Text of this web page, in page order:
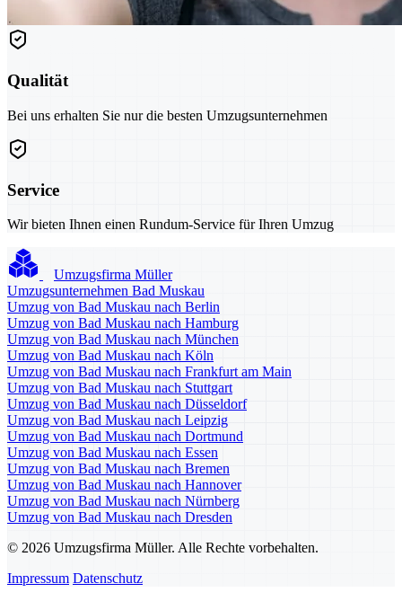
Qualität
Bei uns erhalten Sie nur die besten Umzugsunternehmen
Service
Wir bieten Ihnen einen Rundum-Service für Ihren Umzug
Umzugsfirma Müller
Umzugsunternehmen Bad Muskau
Umzug von Bad Muskau nach Berlin
Umzug von Bad Muskau nach Hamburg
Umzug von Bad Muskau nach München
Umzug von Bad Muskau nach Köln
Umzug von Bad Muskau nach Frankfurt am Main
Umzug von Bad Muskau nach Stuttgart
Umzug von Bad Muskau nach Düsseldorf
Umzug von Bad Muskau nach Leipzig
Umzug von Bad Muskau nach Dortmund
Umzug von Bad Muskau nach Essen
Umzug von Bad Muskau nach Bremen
Umzug von Bad Muskau nach Hannover
Umzug von Bad Muskau nach Nürnberg
Umzug von Bad Muskau nach Dresden
© 2026 Umzugsfirma Müller. Alle Rechte vorbehalten.
Impressum Datenschutz